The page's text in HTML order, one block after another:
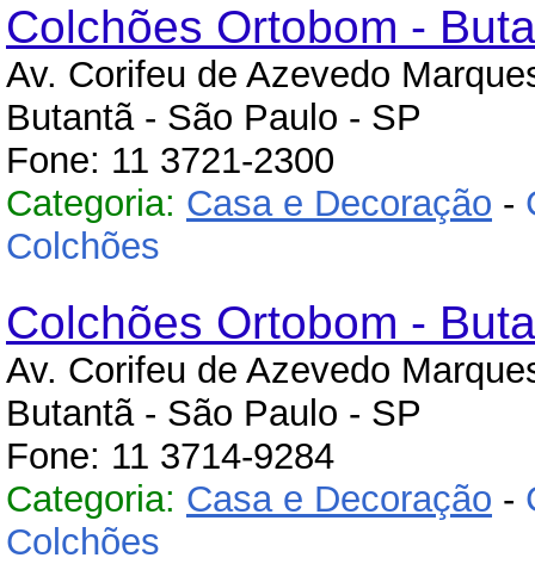
Colchões Ortobom -
Av. Corifeu de Azevedo
Butantã - São Paulo - SP
Fone: 11 3721-2300
Categoria: Casa e Decoração -
Colchões
Colchões Ortobom -
Av. Corifeu de Azevedo
Butantã - São Paulo - SP
Fone: 11 3714-9284
Categoria: Casa e Decoração -
Colchões